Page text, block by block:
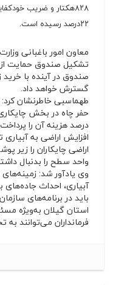
۲۲درصد رسیده است.
معاون امور باغبانی
تشکیل صندوق حمایت
صندوق در آینده با
گسترش خواهد داد.
طهماسبی خاطرنشان
درصد هزینه آن را
افزایش اراضی به
اراضی چایکاران را زیر
واحد سطح را بدنبال
وی یادآور شد:
آبیاری، احداث جاده‌های
باید در برنامه‌های
استان گیلان به‌ویژه
فرمانداران می‌توانند